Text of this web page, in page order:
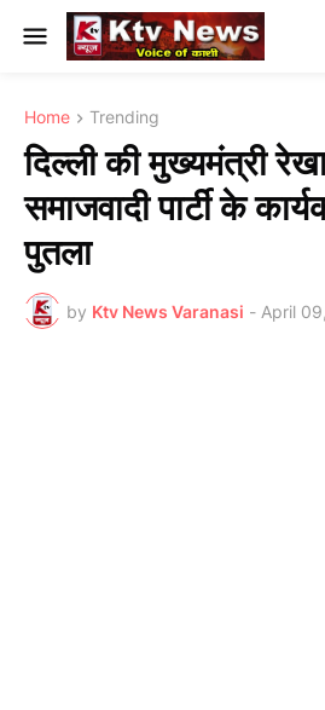
Home Trending
दिल्ली की मुख्यमंत्री
समाजवादी पार्टी के
पुतला
by Ktv News Varanasi - April